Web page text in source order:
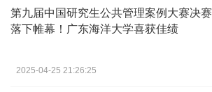
第九届中国研究生公共管理案例大赛决赛
落下帷幕！广东海洋大学喜获佳绩
2025-04-25 21:26:25